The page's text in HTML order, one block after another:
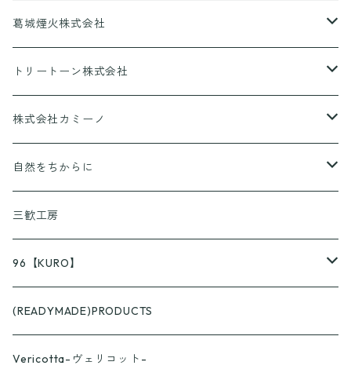
グリルQ
葛城煙火株式会社
CANPING HANABI
トリートーン株式会社
香りとあそぼ♪
京ころん
株式会社カミーノ
PAPLUS
自然をちからに
KUSURASHI
三歓工房
96【KURO】
つやつや
スプーン
ざらざら
(READYMADE)PRODUCTS
Vericotta-ヴェリコット-